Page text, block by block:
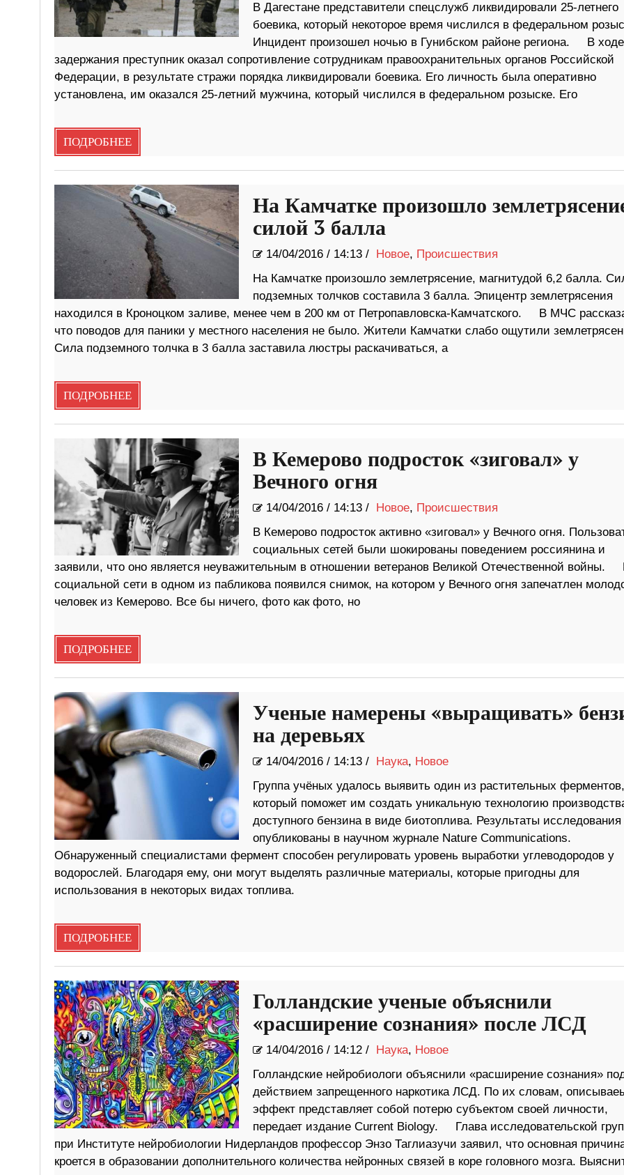
В Дагестане представители спецслужб ликвидировали 25-летнего
боевика, который некоторое время числился в федеральном
Инцидент произошел ночью в Гунибском районе региона. В ходе
задержания преступник оказал сопротивление сотрудникам правоохранительных органов Российской
Федерации, в результате стражи порядка ликвидировали боевика. Его личность была оперативно
установлена, им оказался 25-летний мужчина, который числился в федеральном розыске. Его
ПОДРОБНЕЕ
На Камчатке произошло
силой 3 балла
14/04/2016/ 14:13 / Новое, Происшествия
На Камчатке произошло землетрясение, магнитудой 6,2 балла.
подземных толчков составила 3 балла. Эпицентр землетрясения
находился в Кроноцком заливе, менее чем в 200 км от Петропавловска-Камчатского. В МЧС
что поводов для паники у местного населения не было. Жители Камчатки слабо ощутили
Сила подземного толчка в 3 балла заставила люстры раскачиваться, а
ПОДРОБНЕЕ
В Кемерово подросток «зиговал» у
Вечного огня
14/04/2016/ 14:13 / Новое, Происшествия
В Кемерово подросток активно «зиговал» у Вечного огня.
социальных сетей были шокированы поведением россиянина и
заявили, что оно является неуважительным в отношении ветеранов Великой Отечественной войны.
социальной сети в одном из пабликова появился снимок, на котором у Вечного огня запечатлен
человек из Кемерово. Все бы ничего, фото как фото, но
ПОДРОБНЕЕ
Ученые намерены «выращивать»
на деревьях
14/04/2016/ 14:13 / Наука, Новое
Группа учёных удалось выявить один из растительных ферментов,
который поможет им создать уникальную технологию
доступного бензина в виде биотоплива. Результаты исследования
опубликованы в научном журнале Nature Communications.
Обнаруженный специалистами фермент способен регулировать уровень выработки углеводородов у
водорослей. Благодаря ему, они могут выделять различные материалы, которые пригодны для
использования в некоторых видах топлива.
ПОДРОБНЕЕ
Голландские ученые объяснили
«расширение сознания» после ЛСД
14/04/2016/ 14:12 / Наука, Новое
Голландские нейробиологи объяснили «расширение сознания»
действием запрещенного наркотика ЛСД. По их словам,
эффект представляет собой потерю субъектом своей личности,
передает издание Current Biology. Глава исследовательской
при Институте нейробиологии Нидерландов профессор Энзо Таглиазучи заявил, что основная
кроется в образовании дополнительного количества нейронных связей в коре головного мозга.